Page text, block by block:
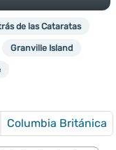
de las Cataratas
Granville Island
Columbia Británica